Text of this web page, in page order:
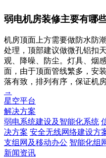
弱电机房装修主要有哪
机房顶面上方需要做防水防
处理，顶部建议做微孔铝扣
观、降噪、防尘。灯具、烟
面，由于顶面管线繁多，安
落有致，排列有序，保证机
→
星空平台
解决方案
弱电系统建设及智能化系统
决方案 安全无线网络建设方
支组网及移动办公 智能化组
新闻资讯